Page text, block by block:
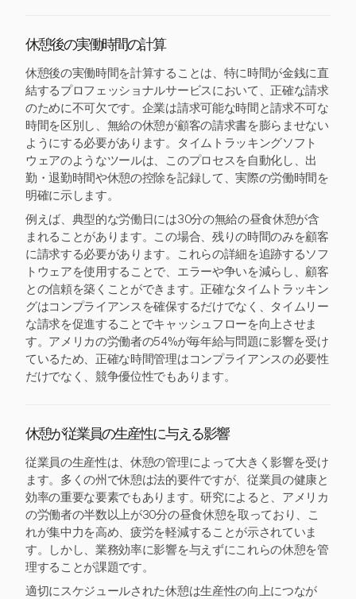
休憩後の実働時間の計算
休憩後の実働時間を計算することは、特に時間が金銭に直
結するプロフェッショナルサービスにおいて、正確な請求
のために不可欠です。企業は請求可能な時間と請求不可な
時間を区別し、無給の休憩が顧客の請求書を膨らませない
ようにする必要があります。タイムトラッキングソフト
ウェアのようなツールは、このプロセスを自動化し、出
勤・退勤時間や休憩の控除を記録して、実際の労働時間を
明確に示します。
例えば、典型的な労働日には30分の無給の昼食休憩が含
まれることがあります。この場合、残りの時間のみを顧客
に請求する必要があります。これらの詳細を追跡するソフ
トウェアを使用することで、エラーや争いを減らし、顧客
との信頼を築くことができます。正確なタイムトラッキン
グはコンプライアンスを確保するだけでなく、タイムリー
な請求を促進することでキャッシュフローを向上させま
す。アメリカの労働者の54%が毎年給与問題に影響を受け
ているため、正確な時間管理はコンプライアンスの必要性
だけでなく、競争優位性でもあります。
休憩が従業員の生産性に与える影響
従業員の生産性は、休憩の管理によって大きく影響を受け
ます。多くの州で休憩は法的要件ですが、従業員の健康と
効率の重要な要素でもあります。研究によると、アメリカ
の労働者の半数以上が30分の昼食休憩を取っており、こ
れが集中力を高め、疲労を軽減することが示されていま
す。しかし、業務効率に影響を与えずにこれらの休憩を管
理することが課題です。
適切にスケジュールされた休憩は生産性の向上につなが